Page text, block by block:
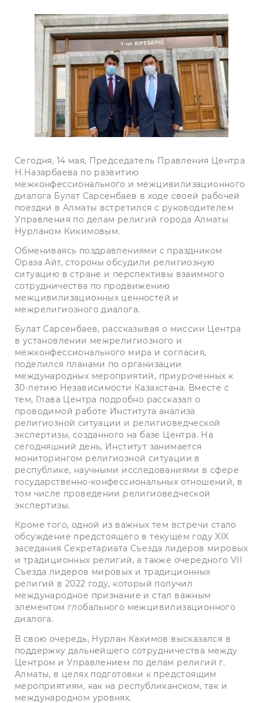
Сегодня, 14 мая, Председатель Правления Центра
Н.Назарбаева по развитию
межконфессионального и межцивилизационного
диалога Булат Сарсенбаев в ходе своей рабочей
поездки в Алматы встретился с руководителем
Управления по делам религий города Алматы
Нурланом Кикимовым.
Обмениваясь поздравлениями с праздником
Ораза Айт, стороны обсудили религиозную
ситуацию в стране и перспективы взаимного
сотрудничества по продвижению
межцивилизационных ценностей и
межрелигиозного диалога.
Булат Сарсенбаев, рассказывая о миссии Центра
в установлении межрелигиозного и
межконфессионального мира и согласия,
поделился планами по организации
международных мероприятий, приуроченных к
30-летию Независимости Казахстана. Вместе с
тем, Глава Центра подробно рассказал о
проводимой работе Института анализа
религиозной ситуации и религиоведческой
экспертизы, созданного на базе Центра. На
сегодняшний день, Институт занимается
мониторингом религиозной ситуации в
республике, научными исследованиями в сфере
государственно-конфессиональных отношений, в
том числе проведении религиоведческой
экспертизы.
Кроме того, одной из важных тем встречи стало
обсуждение предстоящего в текущем году XIX
заседания Секретариата Съезда лидеров мировых
и традиционных религий, а также очередного VII
Съезда лидеров мировых и традиционных
религий в 2022 году, который получил
международное признание и стал важным
элементом глобального межцивилизационного
диалога.
В свою очередь, Нурлан Какимов высказался в
поддержку дальнейшего сотрудничества между
Центром и Управлением по делам религий г.
Алматы, в целях подготовки к предстоящим
мероприятиям, как на республиканском, так и
международном уровнях.